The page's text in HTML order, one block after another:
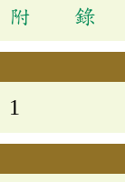
附 錄
1